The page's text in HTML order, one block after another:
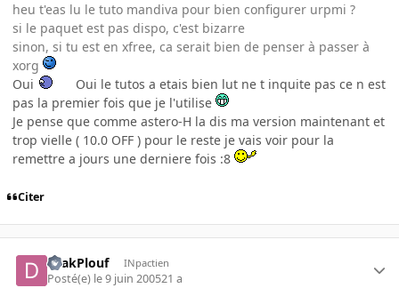
heu t'eas lu le tuto mandiva pour bien configurer urpmi ?
si le paquet est pas dispo, c'est bizarre
sinon, si tu est en xfree, ca serait bien de penser à passer à
xorg
Oui
Oui le tutos a etais bien lut ne t inquite pas ce n est
pas la premier fois que je l'utilise
Je pense que comme astero-H la dis ma version maintenant et
trop vielle ( 10.0 OFF ) pour le reste je vais voir pour la
remettre a jours une derniere fois :8
Citer
DrakPlouf INpactien
Posté(e) le 9 juin 200521 a